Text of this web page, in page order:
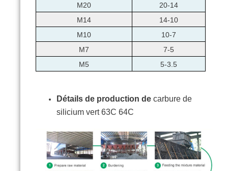
M20
20-14
M14
14-10
M10
10-7
M7
7-5
M5
5-3.5
Détails de production de carbure de
silicium vert 63C 64C